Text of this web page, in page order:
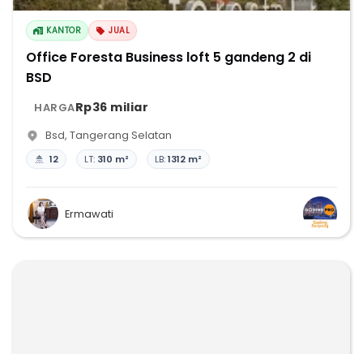
KANTOR JUAL
Office Foresta Business loft 5 gandeng 2 di
BSD
HARGARp36 miliar
Bsd, Tangerang Selatan
12 LT: 310 m² LB:1312 m²
Ermawati